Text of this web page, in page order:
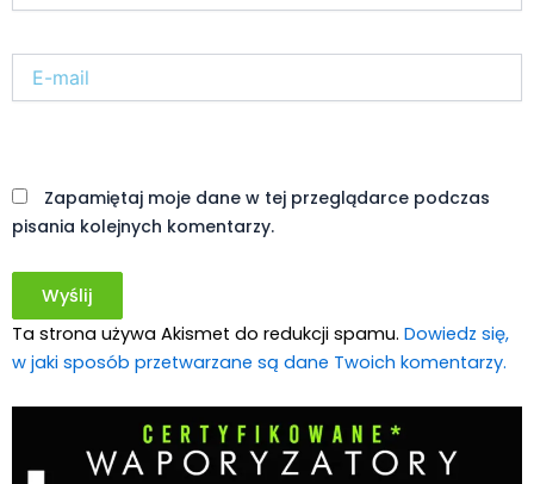
mail*
Zapamiętaj moje dane w tej przeglądarce podczas
pisania kolejnych komentarzy.
Ta strona używa Akismet do redukcji spamu. Dowiedz się,
w jaki sposób przetwarzane są dane Twoich komentarzy.